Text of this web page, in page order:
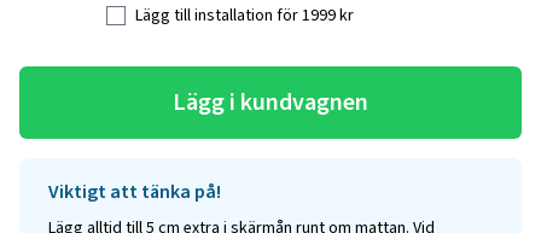
Lägg till installation för1999kr
Lägg i kundvagnen
Viktigt att tänka på!
Lägg alltid till 5 cm extra i skärmån runt om mattan. Vid